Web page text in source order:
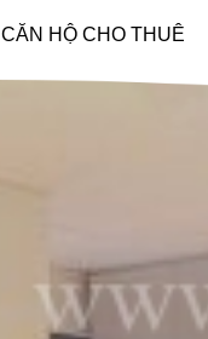
CĂN HỘ CHO THUÊ